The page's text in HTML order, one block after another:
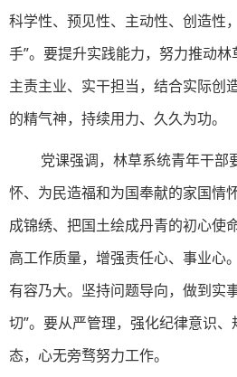
科学性、预见性、主动性、创造性
手”。要提升实践能力，努力推动
主责主业、实干担当，结合实际创
的精气神，持续用力、久久为功。
党课强调，林草系统青年干部
怀、为民造福和为国奉献的家国情
成锦绣、把国土绘成丹青的初心使
高工作质量，增强责任心、事业心
有容乃大。坚持问题导向，做到实
切”。要从严管理，强化纪律意识
态，心无旁骛努力工作。